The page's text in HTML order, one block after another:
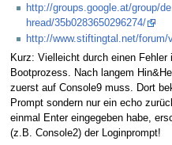
http://groups.google.at/group/
hread/35b0283650296274/
http://www.stiftingtal.net/forum/
Kurz: Vielleicht durch einen
Bootprozess. Nach langem
zuerst auf Console9 muss. Dort
Prompt sondern nur ein echo
einmal Enter eingegeben habe,
(z.B. Console2) der Loginprompt!